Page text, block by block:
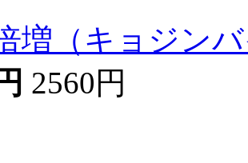
増（キョジン
2560円